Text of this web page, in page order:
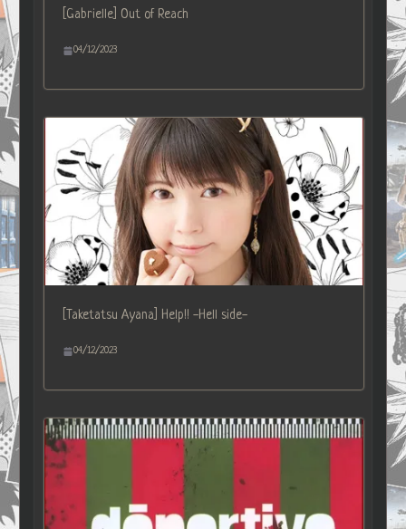
[Gabrielle] Out of Reach
04/12/2023
[Taketatsu Ayana] Help!! -Hell side-
04/12/2023